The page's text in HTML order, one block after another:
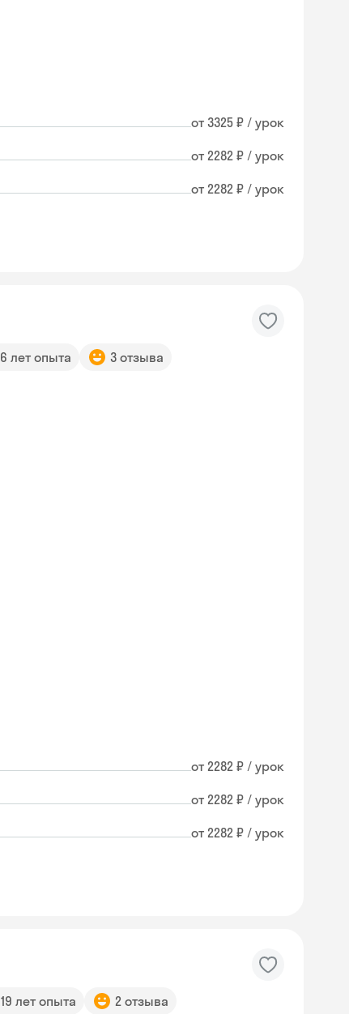
от 3325 ₽ / урок
от 2282 ₽ / урок
от 2282 ₽ / урок
6 лет опыта 3 отзыва
от 2282 ₽ / урок
от 2282 ₽ / урок
от 2282 ₽ / урок
19 лет опыта 2 отзыва